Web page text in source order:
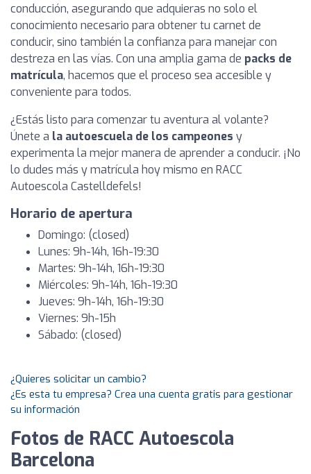
conducción, asegurando que adquieras no solo el
conocimiento necesario para obtener tu carnet de
conducir, sino también la confianza para manejar con
destreza en las vías. Con una amplia gama de packs de
matrícula, hacemos que el proceso sea accesible y
conveniente para todos.
¿Estás listo para comenzar tu aventura al volante?
Únete a la autoescuela de los campeones y
experimenta la mejor manera de aprender a conducir. ¡No
lo dudes más y matrícula hoy mismo en RACC
Autoescola Castelldefels!
Horario de apertura
Domingo: (closed)
Lunes: 9h-14h, 16h-19:30
Martes: 9h-14h, 16h-19:30
Miércoles: 9h-14h, 16h-19:30
Jueves: 9h-14h, 16h-19:30
Viernes: 9h-15h
Sábado: (closed)
¿Quieres solicitar un cambio?
¿Es esta tu empresa? Crea una cuenta gratis para gestionar
su información
Fotos de RACC Autoescola
Barcelona